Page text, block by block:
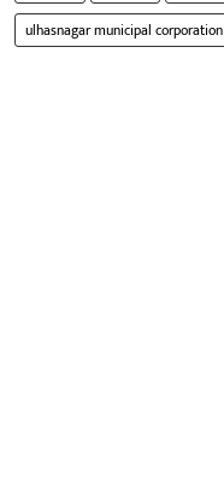
ulhasnagar municipal corporation